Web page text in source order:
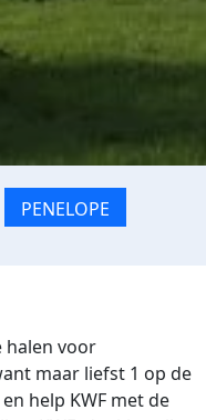
PENELOPE
halen voor
maar liefst 1 op de
help KWF met de